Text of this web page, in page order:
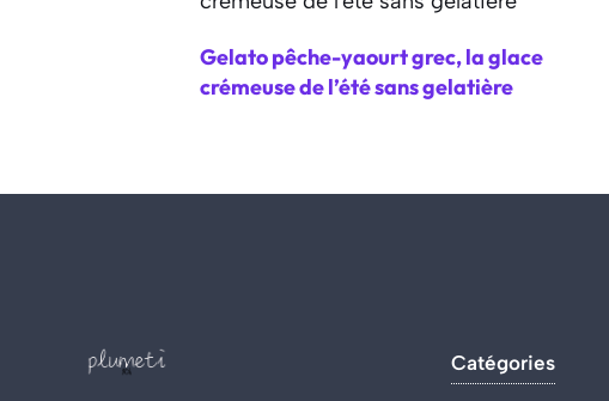
Gelato pêche-yaourt grec, la glace
crémeuse de l’été sans gelatière
Catégories